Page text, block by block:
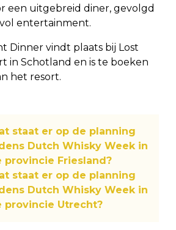
een uitgebreid diner, gevolgd
entertainment.
Dinner vindt plaats bij Lost
in Schotland en is te boeken
het resort.
staat er op de planning
Dutch Whisky Week in
provincie Friesland?
staat er op de planning
Dutch Whisky Week in
provincie Utrecht?